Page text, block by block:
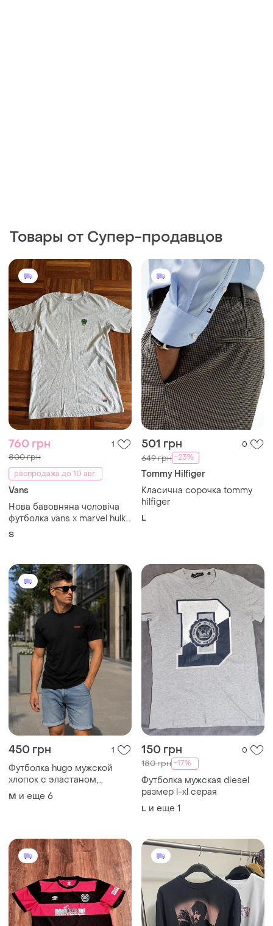
Товары от Супер-продавцов
760 грн 1
800 грн
распродажа до 10 авг.
Vans
Нова бавовняна чоловіча
футболка vans x marvel hulk
characters ss tee сірого
S
501 грн 0
649 грн -23%
Tommy Hilfiger
Класична сорочка tommy
hilfiger
L
450 грн 1
Футболка hugo мужской
хлопок с эластаном,
мужская футболка черная
стрейч, футболка с
M и еще 6
150 грн 0
180 грн -17%
Футболка мужская diesel
размер l-xl серая
L и еще 1